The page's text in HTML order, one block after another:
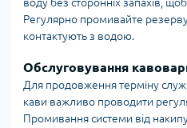
Регулярно промивайте
контактують з водою.
Обслуговування
Для продовження терміну
кави важливо проводити
Промивання системи від